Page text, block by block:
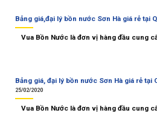
Bảng giá,đại lý bồn nước Sơn Hà giá rẻ tại
Vua Bồn Nước là đơn vị hàng đầu cung
Bảng giá, đại lý bồn nước Sơn Hà giá rẻ tại
25/02/2020
Vua Bồn Nước là đơn vị hàng đầu cung